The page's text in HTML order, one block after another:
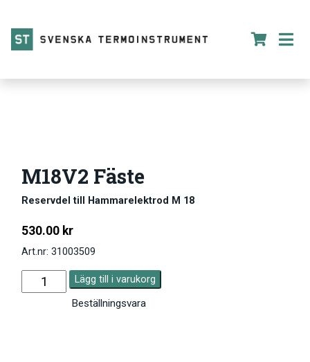
M18V2 Fäste
Reservdel till Hammarelektrod M 18
530.00 kr
Art.nr: 31003509
Lägg till i varukorg
Beställningsvara